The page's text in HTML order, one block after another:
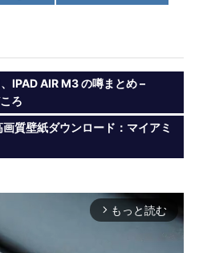
IPAD AIR M3 の噂まとめ –
ろ
質壁紙ダウンロード：マイアミ
arrow_forward_ios もっと読む